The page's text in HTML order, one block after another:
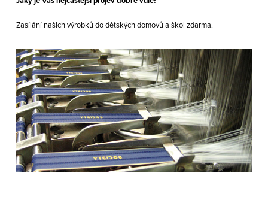
Zasílání našich výrobků do dětských domovů a škol zdarma.